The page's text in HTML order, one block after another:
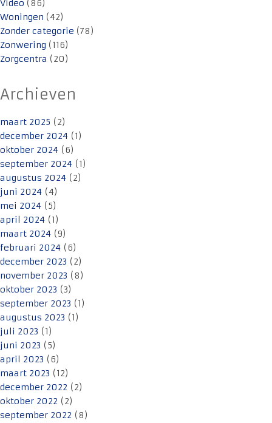
Video (86)
Woningen (42)
Zonder categorie (78)
Zonwering (116)
Zorgcentra (20)
Archieven
maart 2025 (2)
december 2024 (1)
oktober 2024 (6)
september 2024 (1)
augustus 2024 (2)
juni 2024 (4)
mei 2024 (5)
april 2024 (1)
maart 2024 (9)
februari 2024 (6)
december 2023 (2)
november 2023 (8)
oktober 2023 (3)
september 2023 (1)
augustus 2023 (1)
juli 2023 (1)
juni 2023 (5)
april 2023 (6)
maart 2023 (12)
december 2022 (2)
oktober 2022 (2)
september 2022 (8)